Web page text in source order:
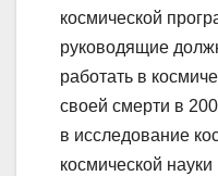
космической
руководящие
работать в
своей смерти в
в исследование
космической